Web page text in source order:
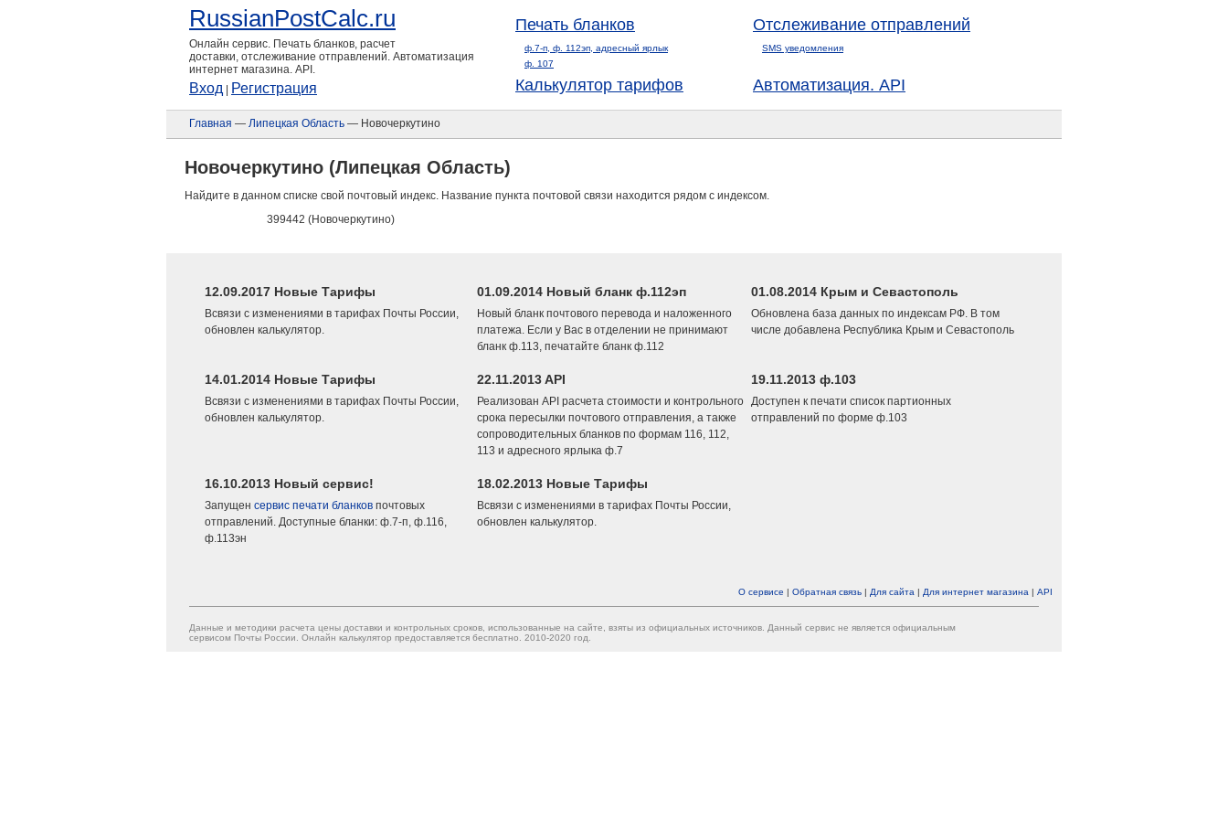
RussianPostCalc.ru
Онлайн сервис. Печать бланков, расчет
доставки, отслеживание отправлений. Автоматизация
интернет магазина. API.
Вход Регистрация
Печать бланков
ф.7-п, ф. 112эп, адресный ярлык
ф. 107
Отслеживание отправлений
SMS уведомления
Калькулятор тарифов Автоматизация. API
Главная — Липецкая Область — Новочеркутино
Новочеркутино (Липецкая Область)
Найдите в данном списке свой почтовый индекс. Название пункта почтовой связи находится рядом с индексом.
399442 (Новочеркутино)
12.09.2017 Новые Тарифы
Всвязи с изменениями в тарифах Почты России,
обновлен калькулятор.
01.09.2014 Новый бланк ф.112эп
Новый бланк почтового перевода и наложенного
платежа. Если у Вас в отделении не принимают
бланк ф.113, печатайте бланк ф.112
01.08.2014 Крым и Севастополь
Обновлена база данных по индексам РФ. В том
числе добавлена Республика Крым и Севастополь
14.01.2014 Новые Тарифы
Всвязи с изменениями в тарифах Почты России,
обновлен калькулятор.
22.11.2013 API
Реализован API расчета стоимости и контрольного
срока пересылки почтового отправления, а также
сопроводительных бланков по формам 116, 112,
113 и адресного ярлыка ф.7
19.11.2013 ф.103
Доступен к печати список партионных
отправлений по форме ф.103
16.10.2013 Новый сервис!
Запущен сервис печати бланков почтовых
отправлений. Доступные бланки: ф.7-п, ф.116,
ф.113эн
18.02.2013 Новые Тарифы
Всвязи с изменениями в тарифах Почты России,
обновлен калькулятор.
О сервисе | Обратная связь | Для сайта | Для интернет магазина | API
Данные и методики расчета цены доставки и контрольных сроков, использованные на сайте, взяты из официальных источников. Данный сервис не является официальным
сервисом Почты России. Онлайн калькулятор предоставляется бесплатно. 2010-2020 год.